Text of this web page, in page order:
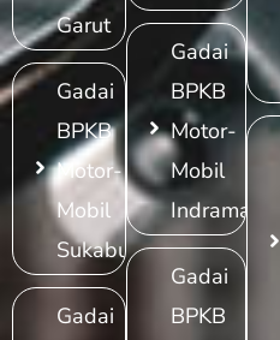
Garut
Gadai
BPKB
Motor-
Mobil
Sukabumi
Gadai
Gadai
BPKB
Motor-
Mobil
Indramayu
Gadai
BPKB